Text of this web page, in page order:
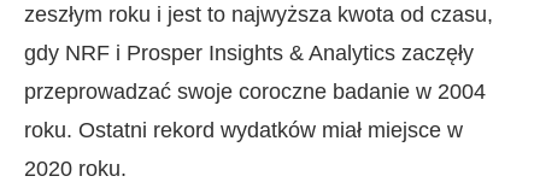
zeszłym roku i jest to najwyższa kwota od czasu,
gdy NRF i Prosper Insights & Analytics zaczęły
przeprowadzać swoje coroczne badanie w 2004
roku. Ostatni rekord wydatków miał miejsce w
2020 roku.